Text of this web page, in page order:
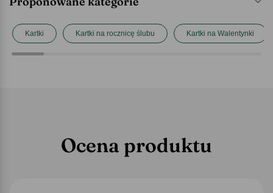
Kartki Kartki na rocznicę ślubu Kartki na Walentynki
Ocena produktu